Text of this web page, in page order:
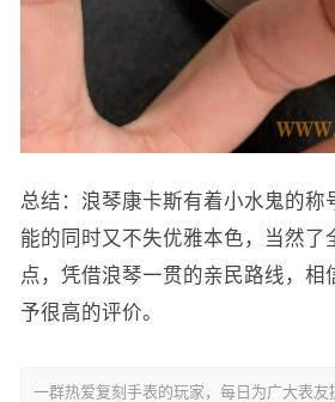
总结：浪琴康卡斯有着小水鬼的称
能的同时又不失优雅本色，当然了
点，凭借浪琴一贯的亲民路线，相
予很高的评价。
一群热爱复刻手表的玩家，每日为广大表友